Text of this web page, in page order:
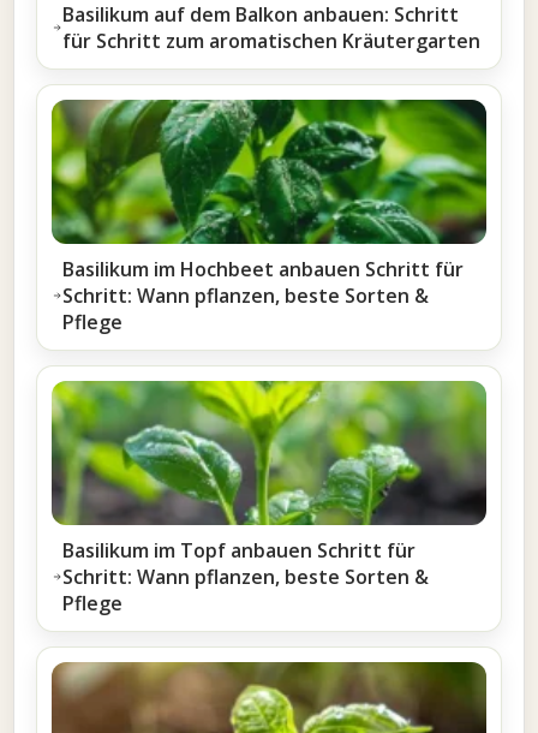
Basilikum auf dem Balkon anbauen: Schritt
für Schritt zum aromatischen Kräutergarten
Basilikum im Hochbeet anbauen Schritt für
Schritt: Wann pflanzen, beste Sorten &
Pflege
Basilikum im Topf anbauen Schritt für
Schritt: Wann pflanzen, beste Sorten &
Pflege